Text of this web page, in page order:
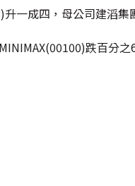
一成四，母公司建滔
跌百分